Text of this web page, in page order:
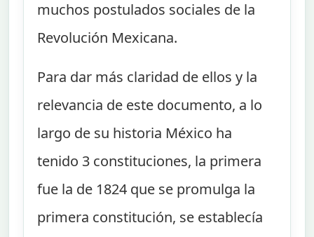
muchos postulados sociales de la
Revolución Mexicana.
Para dar más claridad de ellos y la
relevancia de este documento, a lo
largo de su historia México ha
tenido 3 constituciones, la primera
fue la de 1824 que se promulga la
primera constitución, se establecía